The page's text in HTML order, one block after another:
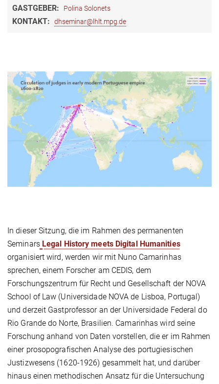
GASTGEBER: Polina Solonets
KONTAKT: dhseminar@lhlt.mpg.de
In dieser Sitzung, die im Rahmen des permanenten
Seminars Legal History meets Digital Humanities
organisiert wird, werden wir mit Nuno Camarinhas
sprechen, einem Forscher am CEDIS, dem
Forschungszentrum für Recht und Gesellschaft der NOVA
School of Law (Universidade NOVA de Lisboa, Portugal)
und derzeit Gastprofessor an der Universidade Federal do
Rio Grande do Norte, Brasilien. Camarinhas wird seine
Forschung anhand von Daten vorstellen, die er im Rahmen
einer prosopografischen Analyse des portugiesischen
Justizwesens (1620-1926) gesammelt hat, und darüber
hinaus einen methodischen Ansatz für die Untersuchung